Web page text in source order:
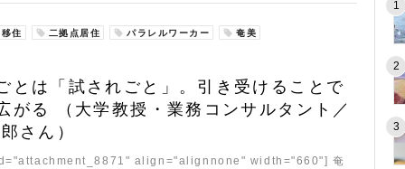
移住 二拠点居住 パラレルワーカー 奄美
とは「試されごと」。引き受けることで
がる （大学教授・業務コンサルタント／
さん）
align="alignnone" width="660"] 奄